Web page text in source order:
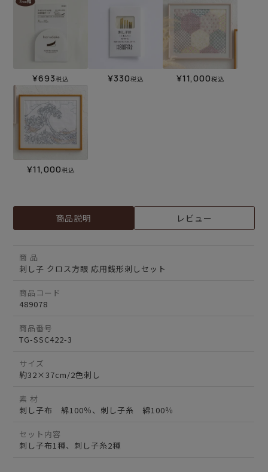
¥693税込 ¥330税込 ¥11,000税込
¥11,000税込
商品説明 レビュー
商 品
刺し子 クロス方眼 応用銭形刺しセット
商品コード
489078
商品番号
TG-SSC422-3
サイズ
約32×37cm/2色刺し
素 材
刺し子布 綿100％、刺し子糸 綿100％
セット内容
刺し子布1種、刺し子糸2種